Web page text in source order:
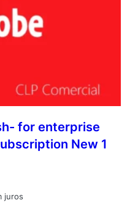
for enterprise
New 1
juros